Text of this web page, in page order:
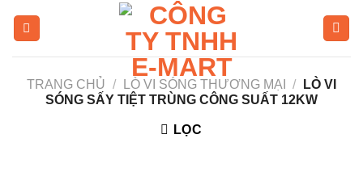
TRANG CHỦ / LÒ VI SÓNG THƯƠNG MẠI /
LÒ VI
SÓNG SẤY TIỆT TRÙNG CÔNG SUẤT 12KW
LỌC